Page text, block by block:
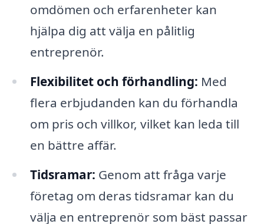
omdömen och erfarenheter kan
hjälpa dig att välja en pålitlig
entreprenör.
Flexibilitet och förhandling: Med
flera erbjudanden kan du förhandla
om pris och villkor, vilket kan leda till
en bättre affär.
Tidsramar: Genom att fråga varje
företag om deras tidsramar kan du
välja en entreprenör som bäst passar